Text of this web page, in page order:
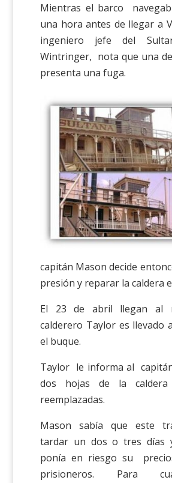
Mientras el barco
una hora antes de llegar a
ingeniero jefe del
Wintringer, nota que una
presenta una fuga.
capitán Mason decide
presión y reparar la caldera
El 23 de abril llegan al
calderero Taylor es llevado
el buque.
Taylor le informa al
dos hojas de la
reemplazadas.
Mason sabía que este
tardar un dos o tres días
ponía en riesgo su
prisioneros. Para